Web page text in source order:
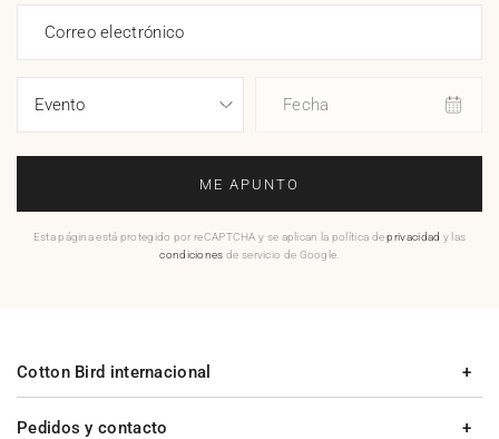
Correo electrónico
Fecha
ME APUNTO
Esta página está protegido por reCAPTCHA y se aplican la política deprivacidad y las
condiciones de servicio de Google.
Pedidos y contacto
Cotton Bird internacional